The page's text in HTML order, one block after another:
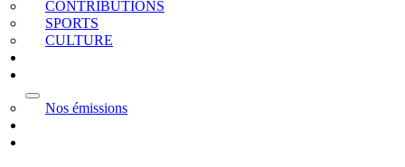
CONTRIBUTIONS
SPORTS
CULTURE
Nos émissions